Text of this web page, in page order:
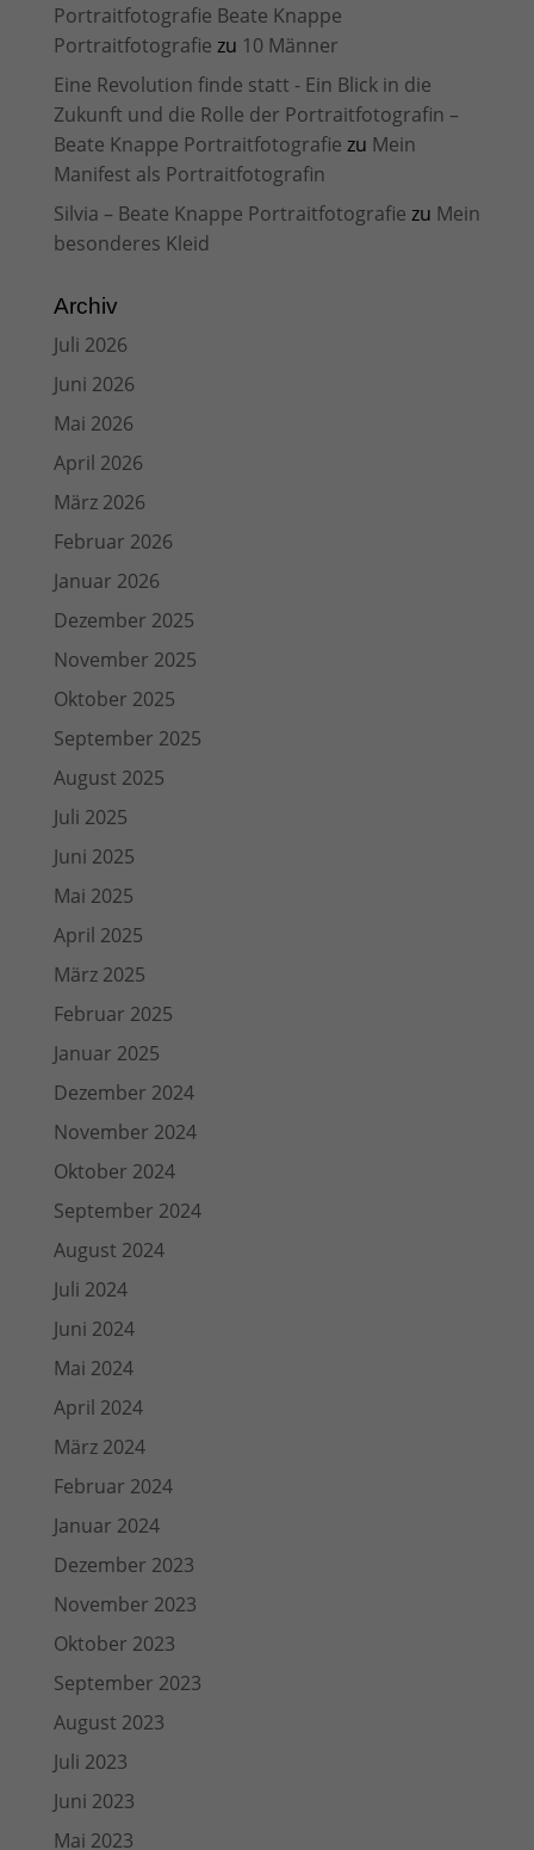
Portraitfotografie Beate Knappe
Portraitfotografie zu 10 Männer
Eine Revolution finde statt - Ein Blick in die
Zukunft und die Rolle der Portraitfotografin –
Beate Knappe Portraitfotografie zu Mein
Manifest als Portraitfotografin
Silvia – Beate Knappe Portraitfotografie zu Mein
besonderes Kleid
Archiv
Juli 2026
Juni 2026
Mai 2026
April 2026
März 2026
Februar 2026
Januar 2026
Dezember 2025
November 2025
Oktober 2025
September 2025
August 2025
Juli 2025
Juni 2025
Mai 2025
April 2025
März 2025
Februar 2025
Januar 2025
Dezember 2024
November 2024
Oktober 2024
September 2024
August 2024
Juli 2024
Juni 2024
Mai 2024
April 2024
März 2024
Februar 2024
Januar 2024
Dezember 2023
November 2023
Oktober 2023
September 2023
August 2023
Juli 2023
Juni 2023
Mai 2023